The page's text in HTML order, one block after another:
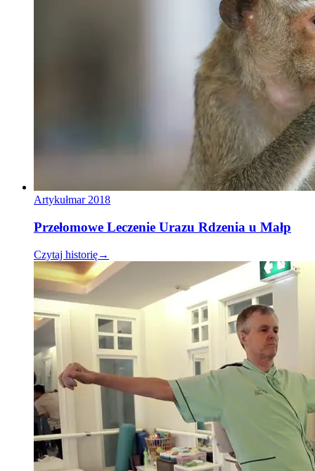
Artykułmar 2018
Przełomowe Leczenie Urazu Rdzenia u Małp
Czytaj historię→